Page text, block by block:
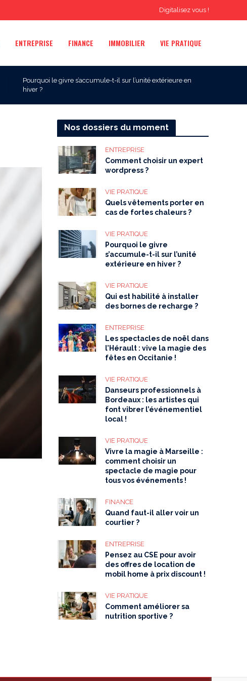
Digitalisez vous !
ENTREPRISE FINANCE IMMOBILIER VIE PRATIQUE
Pourquoi le givre s’accumule-t-il sur l’unité extérieure en
hiver ?
Nos dossiers du moment
ENTREPRISE
Comment choisir un expert
wordpress ?
VIE PRATIQUE
Quels vêtements porter en
cas de fortes chaleurs ?
VIE PRATIQUE
Pourquoi le givre
s’accumule-t-il sur l’unité
extérieure en hiver ?
VIE PRATIQUE
Qui est habilité à installer
des bornes de recharge ?
ENTREPRISE
Les spectacles de noël dans
l’Hérault : vive la magie des
fêtes en Occitanie !
VIE PRATIQUE
Danseurs professionnels à
Bordeaux : les artistes qui
font vibrer l’événementiel
local !
VIE PRATIQUE
Vivre la magie à Marseille :
comment choisir un
spectacle de magie pour
tous vos événements !
FINANCE
Quand faut-il aller voir un
courtier ?
ENTREPRISE
Pensez au CSE pour avoir
des offres de location de
mobil home à prix discount !
VIE PRATIQUE
Comment améliorer sa
nutrition sportive ?